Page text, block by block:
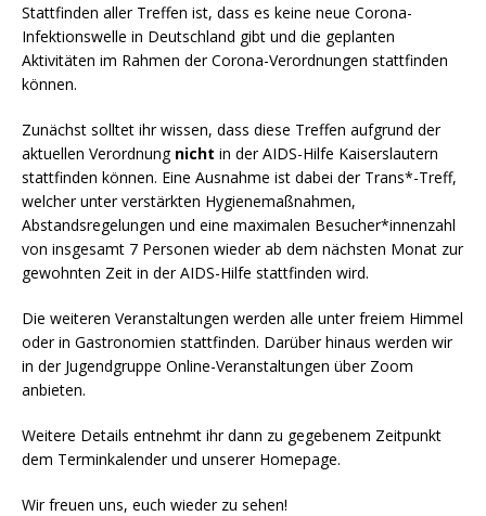
Stattfinden aller Treffen ist, dass es keine neue Corona-
Infektionswelle in Deutschland gibt und die geplanten
Aktivitäten im Rahmen der Corona-Verordnungen stattfinden
können.
Zunächst solltet ihr wissen, dass diese Treffen aufgrund der
aktuellen Verordnung nicht in der AIDS-Hilfe Kaiserslautern
stattfinden können. Eine Ausnahme ist dabei der Trans*-Treff,
welcher unter verstärkten Hygienemaßnahmen,
Abstandsregelungen und eine maximalen Besucher*innenzahl
von insgesamt 7 Personen wieder ab dem nächsten Monat zur
gewohnten Zeit in der AIDS-Hilfe stattfinden wird.
Die weiteren Veranstaltungen werden alle unter freiem Himmel
oder in Gastronomien stattfinden. Darüber hinaus werden wir
in der Jugendgruppe Online-Veranstaltungen über Zoom
anbieten.
Weitere Details entnehmt ihr dann zu gegebenem Zeitpunkt
dem Terminkalender und unserer Homepage.
Wir freuen uns, euch wieder zu sehen!